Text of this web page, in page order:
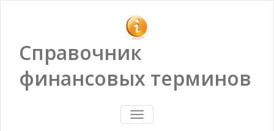
Справочник
финансовых терминов
ПОКАЗАТЬ/
СКРЫТЬ